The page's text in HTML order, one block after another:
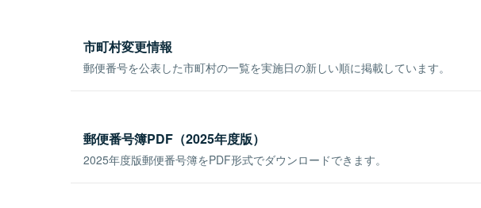
市町村変更情報
郵便番号を公表した市町村の一覧を実施日の新しい順に掲載しています。
郵便番号簿PDF（2025年度版）
2025年度版郵便番号簿をPDF形式でダウンロードできます。